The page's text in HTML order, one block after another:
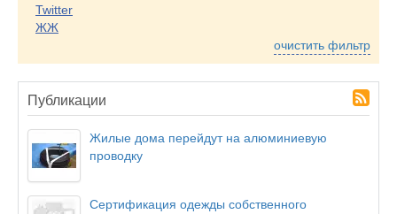
Twitter
ЖЖ
очистить фильтр
Публикации
Жилые дома перейдут на алюминиевую
проводку
Сертификация одежды собственного